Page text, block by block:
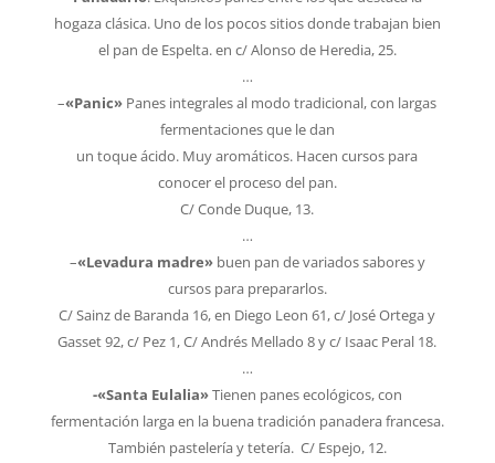
hogaza clásica. Uno de los pocos sitios donde trabajan bien
el pan de Espelta. en c/ Alonso de Heredia, 25.
…
–«Panic» Panes integrales al modo tradicional, con largas
fermentaciones que le dan
un toque ácido. Muy aromáticos. Hacen cursos para
conocer el proceso del pan.
C/ Conde Duque, 13.
…
–«Levadura madre»buen pan de variados sabores y
cursos para prepararlos.
C/ Sainz de Baranda 16, en Diego Leon 61, c/ José Ortega y
Gasset 92, c/ Pez 1, C/ Andrés Mellado 8 y c/ Isaac Peral 18.
…
-«Santa Eulalia»Tienen panes ecológicos, con
fermentación larga en la buena tradición panadera francesa.
También pastelería y tetería. C/ Espejo, 12.